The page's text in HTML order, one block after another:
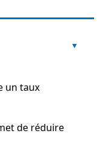
un taux
de réduire